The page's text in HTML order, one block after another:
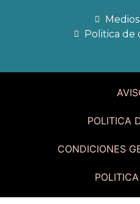
Politica de
POLITICA
CONDICIONES